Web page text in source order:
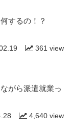
するの！？
361 view
がら派遣就業っ
4,640 view